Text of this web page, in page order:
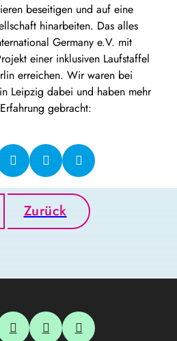
beseitigen und auf eine
hinarbeiten. Das alles
Germany e.V. mit
einer inklusiven Laufstaffel
erreichen. Wir waren bei
Leipzig dabei und haben mehr
gebracht:
Zurück